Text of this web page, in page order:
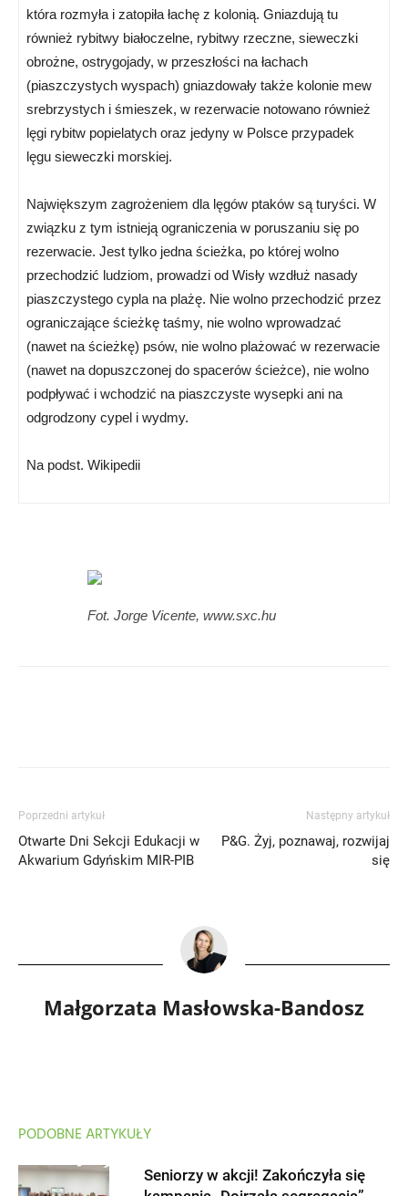
która rozmyła i zatopiła łachę z kolonią. Gniazdują tu
również rybitwy białoczelne, rybitwy rzeczne, sieweczki
obrożne, ostrygojady, w przeszłości na łachach
(piaszczystych wyspach) gniazdowały także kolonie mew
srebrzystych i śmieszek, w rezerwacie notowano również
lęgi rybitw popielatych oraz jedyny w Polsce przypadek
lęgu sieweczki morskiej.
Największym zagrożeniem dla lęgów ptaków są turyści. W
związku z tym istnieją ograniczenia w poruszaniu się po
rezerwacie. Jest tylko jedna ścieżka, po której wolno
przechodzić ludziom, prowadzi od Wisły wzdłuż nasady
piaszczystego cypla na plażę. Nie wolno przechodzić przez
ograniczające ścieżkę taśmy, nie wolno wprowadzać
(nawet na ścieżkę) psów, nie wolno plażować w rezerwacie
(nawet na dopuszczonej do spacerów ścieżce), nie wolno
podpływać i wchodzić na piaszczyste wysepki ani na
odgrodzony cypel i wydmy.
Na podst. Wikipedii
Fot. Jorge Vicente, www.sxc.hu
Poprzedni artykuł
Otwarte Dni Sekcji Edukacji w
Akwarium Gdyńskim MIR-PIB
Następny artykuł
P&G. Żyj, poznawaj, rozwijaj
się
Małgorzata Masłowska-Bandosz
PODOBNE ARTYKUŁY
Seniorzy w akcji! Zakończyła się